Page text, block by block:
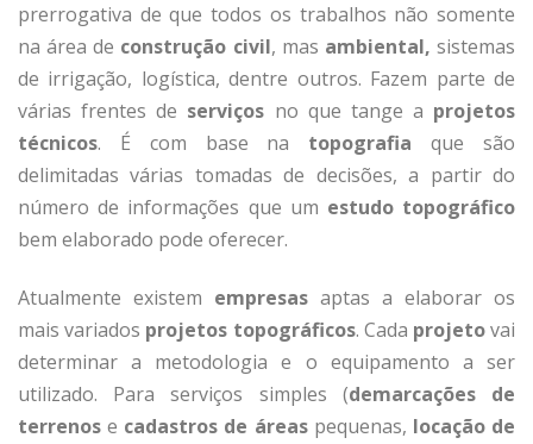
prerrogativa de que todos os trabalhos não somente
na área de construção civil, mas ambiental,sistemas
de irrigação, logística, dentre outros. Fazem parte de
várias frentes de serviços no que tange a projetos
técnicos. É com base na topografia que são
delimitadas várias tomadas de decisões, a partir do
número de informações que um estudo topográfico
bem elaborado pode oferecer.
Atualmente existem empresas aptas a elaborar os
mais variados projetos topográficos. Cada projetovai
determinar a metodologia e o equipamento a ser
utilizado. Para serviços simples (demarcações de
terrenos e cadastros de áreaspequenas, locação de